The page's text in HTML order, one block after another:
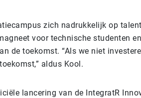
zich nadrukkelijk op
voor technische studenten
de toekomst. “Als we niet
aldus Kool.
lancering van de IntegratR